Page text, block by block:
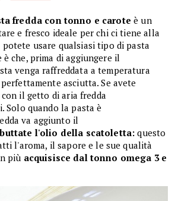
fredda con tonno e carote è un
e fresco ideale per chi ci tiene alla
potete usare qualsiasi tipo di pasta
che, prima di aggiungere il
venga raffreddata a temperatura
asciutta. Se avete
il getto di aria fredda
Solo quando la pasta è
va aggiunto il
buttate l'olio della scatoletta:questo
l'aroma, il sapore e le sue qualità
più acquisisce dal tonno omega 3 e